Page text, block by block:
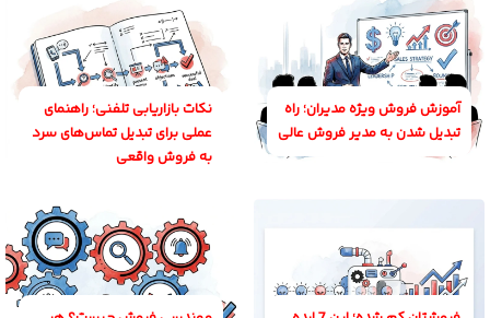
آموزش فروش ویژه مدیران؛ راه
تبدیل شدن به مدیر فروش عالی
نکات بازاریابی تلفنی؛ راهنمای
عملی برای تبدیل تماس‌های سرد
به فروش واقعی